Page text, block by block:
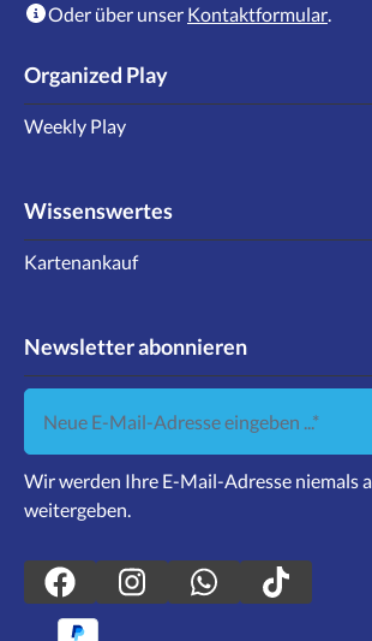
Oder über unser Kontaktformular
Organized Play
Weekly Play
Wissenswertes
Kartenankauf
Newsletter abonnieren
Neue E-Mail-Adresse eingeben ...
Wir werden Ihre E-Mail-Adresse niemals
weitergeben.